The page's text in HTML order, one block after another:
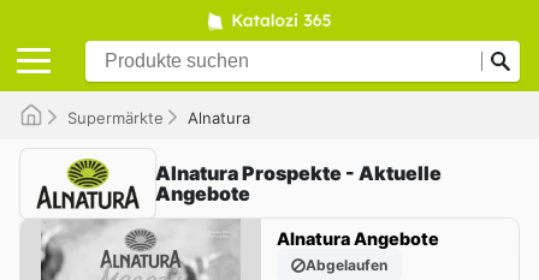
Supermärkte Alnatura
Alnatura Prospekte - Aktuelle
Angebote
Alnatura Angebote
Abgelaufen